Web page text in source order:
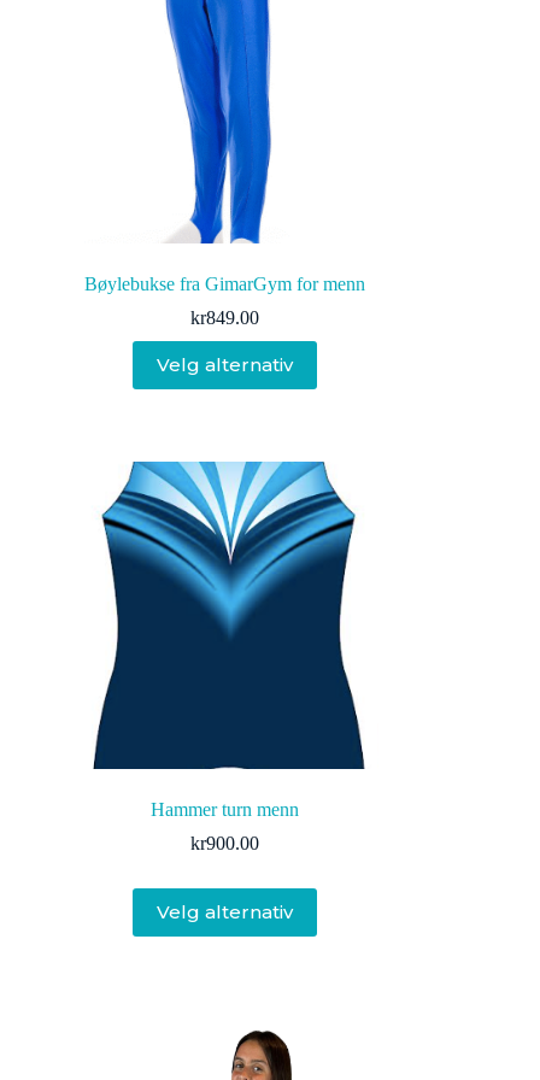
Bøylebukse fra GimarGym for menn
kr849.00
Velg alternativ
produktet
har
Alternativene
kan
velges
på
produktsiden
Hammer turn menn
kr900.00
Velg alternativ
produktet
har
kan
velges
på